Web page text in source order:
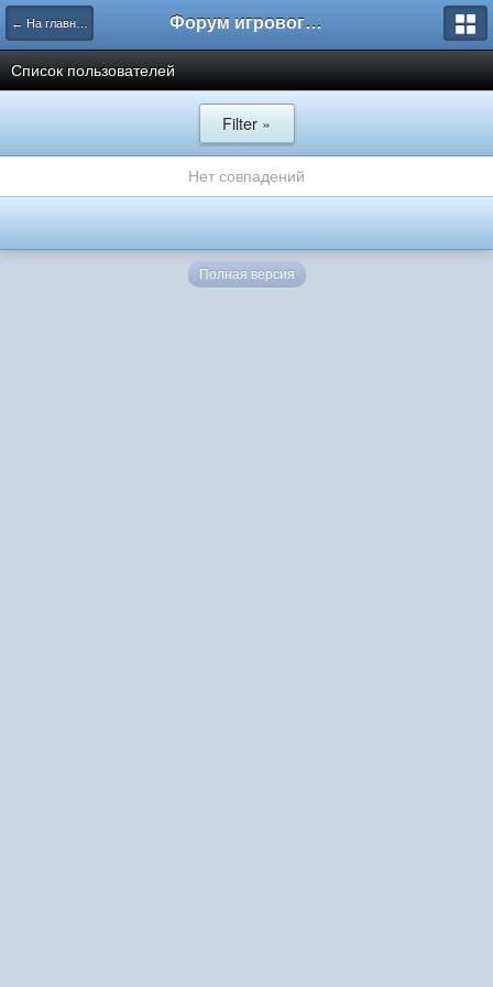
← На главную Форум игрового проекта Riverrise
Список пользователей
Filter »
Нет совпадений
Полная версия